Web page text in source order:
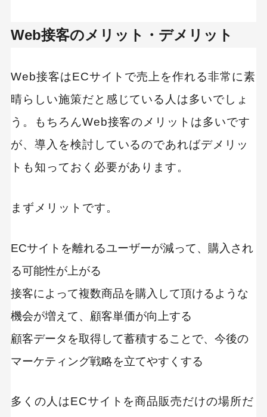
Web接客のメリット・デメリット
Web接客はECサイトで売上を作れる非常に素
晴らしい施策だと感じている人は多いでしょ
う。もちろんWeb接客のメリットは多いです
が、導入を検討しているのであればデメリッ
トも知っておく必要があります。
まずメリットです。
ECサイトを離れるユーザーが減って、購入され
る可能性が上がる
接客によって複数商品を購入して頂けるような
機会が増えて、顧客単価が向上する
顧客データを取得して蓄積することで、今後の
マーケティング戦略を立てやすくする
多くの人はECサイトを商品販売だけの場所だ